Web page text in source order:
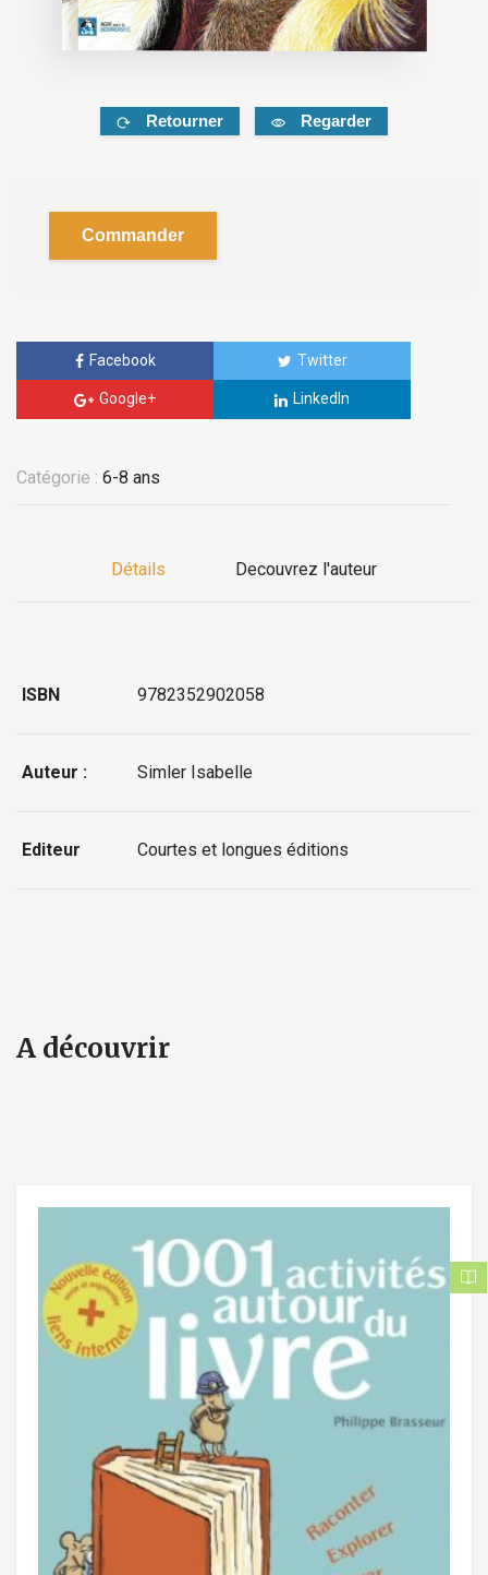
Retourner Regarder
Commander
Facebook Twitter
Google+ LinkedIn
Catégorie : 6-8 ans
Détails Decouvrez l'auteur
ISBN 9782352902058
Auteur : Simler Isabelle
Editeur Courtes et longues éditions
A découvrir